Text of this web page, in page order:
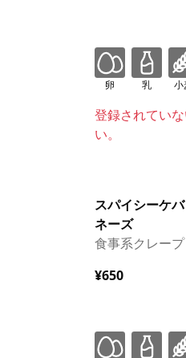
卵 乳 小
登録されてい
い。
スパイシーケ
ネーズ
食事系クレープ
¥650